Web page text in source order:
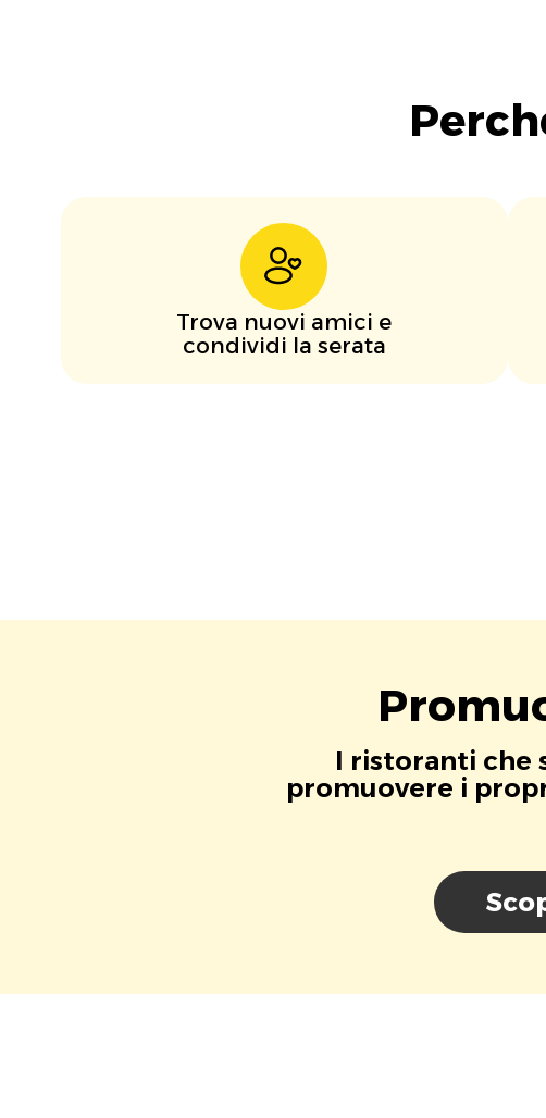
Trova nuovi amici e
condividi la serata
I ristoranti che
promuovere i